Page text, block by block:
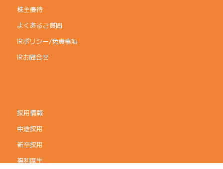
株主優待
よくあるご質問
IRポリシー/免責事項
IRお問合せ
採用情報
中途採用
新卒採用
福利厚生